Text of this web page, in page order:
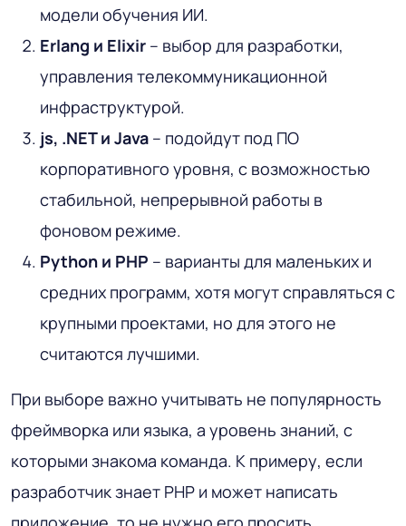
модели обучения ИИ.
Erlang и Elixir – выбор для разработки,
управления телекоммуникационной
инфраструктурой.
js, .NET и Java – подойдут под ПО
корпоративного уровня, с возможностью
стабильной, непрерывной работы в
фоновом режиме.
Python и PHP – варианты для маленьких и
средних программ, хотя могут справляться с
крупными проектами, но для этого не
считаются лучшими.
При выборе важно учитывать не популярность
фреймворка или языка, а уровень знаний, с
которыми знакома команда. К примеру, если
разработчик знает PHP и может написать